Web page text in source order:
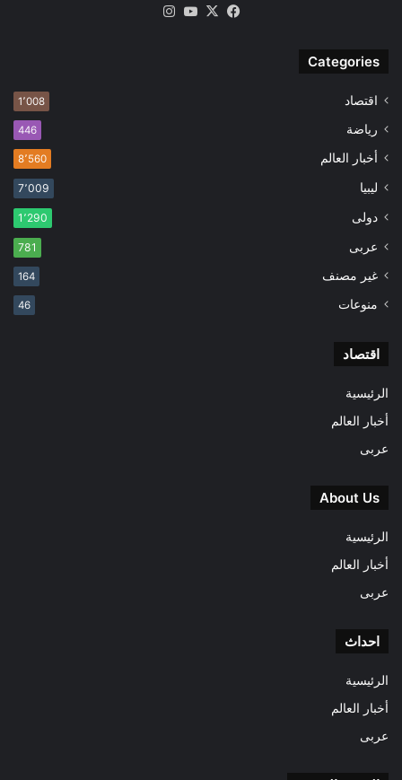
فيسبوك
‫X
‫YouTube
Categories
اقتصاد 1٬008
رياضة 446
أخبار العالم 8٬560
ليبيا 7٬009
دولى 1٬290
عربى 781
غير مصنف 164
منوعات 46
اقتصاد
الرئيسية
أخبار العالم
عربى
About Us
الرئيسية
أخبار العالم
عربى
احداث
الرئيسية
أخبار العالم
عربى